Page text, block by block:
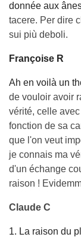
donnée aux
tacere. Per dire
sui più deboli.
Françoise R
Ah en voilà un
de vouloir avoir
vérité, celle
fonction de sa
que l'on veut
je connais ma
d'un échange
raison !
Claude C
1. La raison du